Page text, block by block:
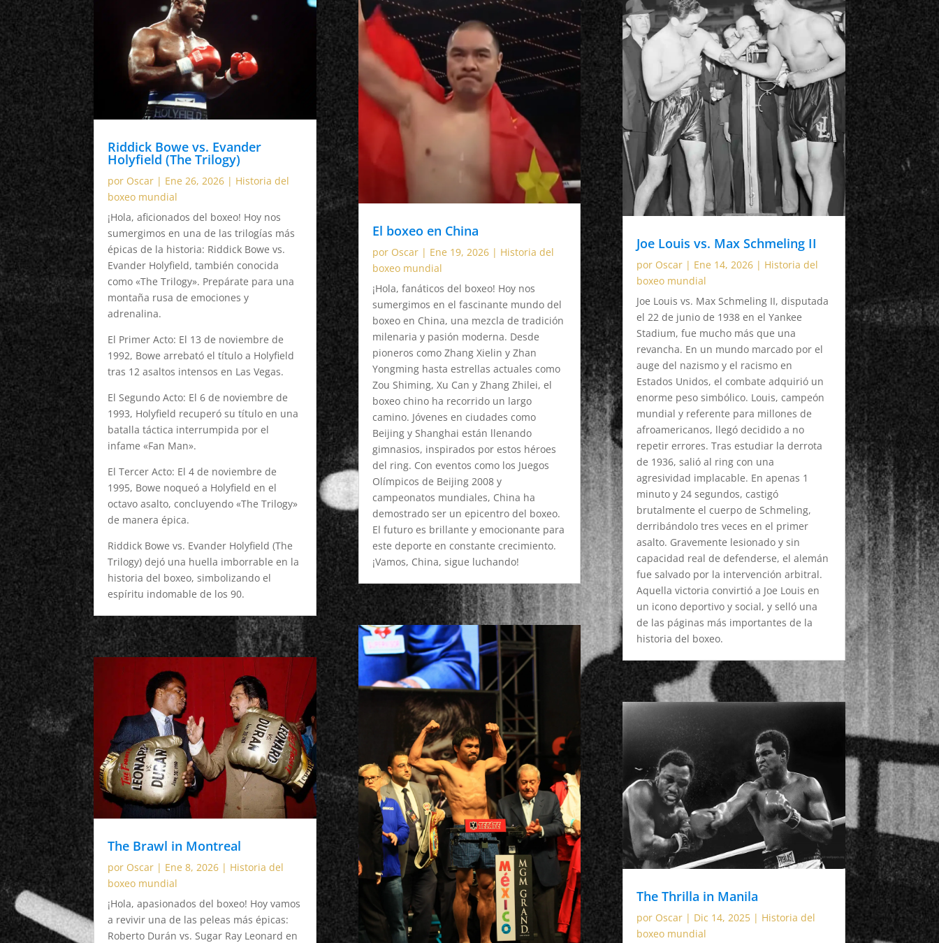
Riddick Bowe vs. Evander
Holyfield (The Trilogy)
por Oscar | Ene 26, 2026 | Historia del
boxeo mundial
¡Hola, aficionados del boxeo! Hoy nos
sumergimos en una de las trilogías más
épicas de la historia: Riddick Bowe vs.
Evander Holyfield, también conocida
como «The Trilogy». Prepárate para una
montaña rusa de emociones y
adrenalina.
El Primer Acto: El 13 de noviembre de
1992, Bowe arrebató el título a Holyfield
tras 12 asaltos intensos en Las Vegas.
El Segundo Acto: El 6 de noviembre de
1993, Holyfield recuperó su título en una
batalla táctica interrumpida por el
infame «Fan Man».
El Tercer Acto: El 4 de noviembre de
1995, Bowe noqueó a Holyfield en el
octavo asalto, concluyendo «The Trilogy»
de manera épica.
Riddick Bowe vs. Evander Holyfield (The
Trilogy) dejó una huella imborrable en la
historia del boxeo, simbolizando el
espíritu indomable de los 90.
The Brawl in Montreal
por Oscar | Ene 8, 2026 | Historia del
boxeo mundial
¡Hola, apasionados del boxeo! Hoy vamos
a revivir una de las peleas más épicas:
Roberto Durán vs. Sugar Ray Leonard en
El boxeo en China
por Oscar| Ene 19, 2026| Historia del
boxeo mundial
¡Hola, fanáticos del boxeo! Hoy nos
sumergimos en el fascinante mundo del
boxeo en China, una mezcla de tradición
milenaria y pasión moderna. Desde
pioneros como Zhang Xielin y Zhan
Yongming hasta estrellas actuales como
Zou Shiming, Xu Can y Zhang Zhilei, el
boxeo chino ha recorrido un largo
camino. Jóvenes en ciudades como
Beijing y Shanghai están llenando
gimnasios, inspirados por estos héroes
del ring. Con eventos como los Juegos
Olímpicos de Beijing 2008 y
campeonatos mundiales, China ha
demostrado ser un epicentro del boxeo.
El futuro es brillante y emocionante para
este deporte en constante crecimiento.
¡Vamos, China, sigue luchando!
Joe Louis vs. Max Schmeling II
por Oscar| Ene 14, 2026| Historia del
boxeo mundial
Joe Louis vs. Max Schmeling II, disputada
el 22 de junio de 1938 en el Yankee
Stadium, fue mucho más que una
revancha. En un mundo marcado por el
auge del nazismo y el racismo en
Estados Unidos, el combate adquirió un
enorme peso simbólico. Louis, campeón
mundial y referente para millones de
afroamericanos, llegó decidido a no
repetir errores. Tras estudiar la derrota
de 1936, salió al ring con una
agresividad implacable. En apenas 1
minuto y 24 segundos, castigó
brutalmente el cuerpo de Schmeling,
derribándolo tres veces en el primer
asalto. Gravemente lesionado y sin
capacidad real de defenderse, el alemán
fue salvado por la intervención arbitral.
Aquella victoria convirtió a Joe Louis en
un icono deportivo y social, y selló una
de las páginas más importantes de la
historia del boxeo.
The Thrilla in Manila
por Oscar| Dic 14, 2025| Historia del
boxeo mundial